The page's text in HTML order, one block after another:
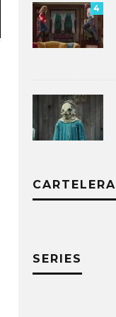
4
CARTELERA
SERIES